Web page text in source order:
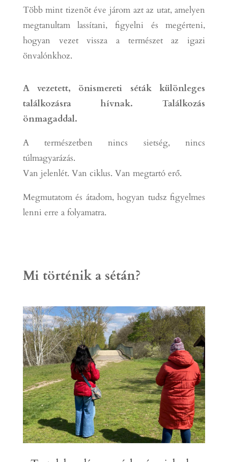
Több mint tizenöt éve járom azt az utat,amelyen
megtanultam lassítani, figyelni és megérteni,
hogyan vezet vissza a természetaz igazi
önvalónkhoz.
A vezetett, önismereti séták különleges
találkozásra hívnak. Találkozás
önmagaddal.
A természetben nincs sietség, nincs
túlmagyarázás.
Van jelenlét. Van ciklus. Van megtartó erő.
Megmutatom és átadom, hogyan tudsz figyelmes
lenni erre a folyamatra.
Mi történik a sétán?